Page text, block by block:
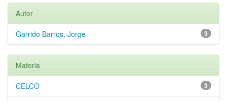
Autor
3
Garrido Barros, Jorge
Materia
3
CELCO